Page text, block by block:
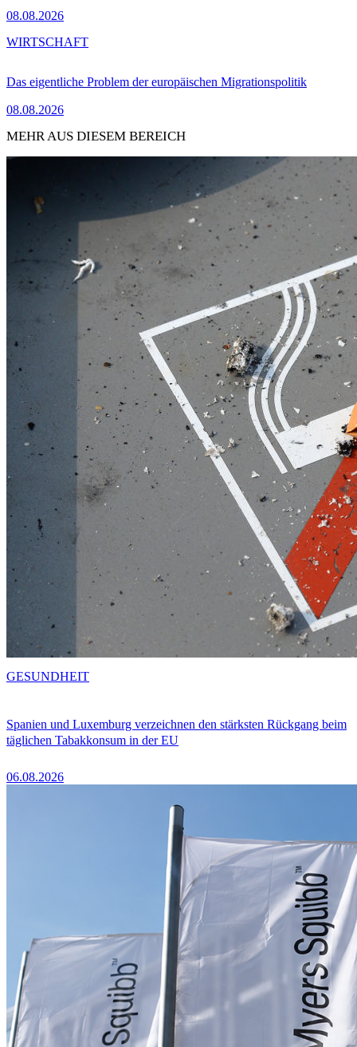
08.08.2026
Das eigentliche Problem der europäischen Migrationspolitik
08.08.2026
WIRTSCHAFT
MEHR AUS DIESEM BEREICH
Spanien und Luxemburg verzeichnen den stärksten Rückgang beim
täglichen Tabakkonsum in der EU
06.08.2026
GESUNDHEIT